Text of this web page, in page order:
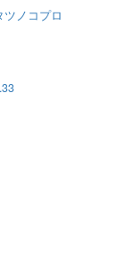
ツノコプロ